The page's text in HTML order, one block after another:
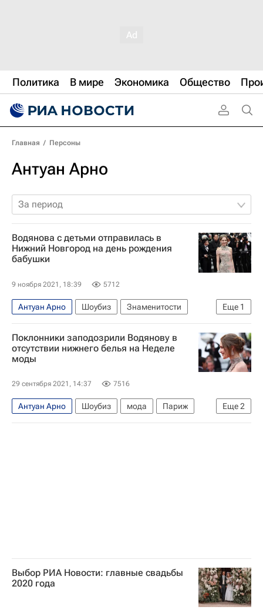
Политика В мире Экономика Общество
Главная / Персоны
Антуан Арно
За период
Водянова с детьми отправилась в
Нижний Новгород на день рождения
бабушки
9 ноября 2021, 18:39 5712
Еще 1
Антуан Арно Шоубиз
Знаменитости
Наталья Водянова
Поклонники заподозрили Водянову в
отсутствии нижнего белья на Неделе
моды
29 сентября 2021, 14:37 7516
Еще2
Антуан Арно Шоубиз мода
Париж
Наталья Водянова
Знаменитости
Выбор РИА Новости: главные свадьбы
2020 года